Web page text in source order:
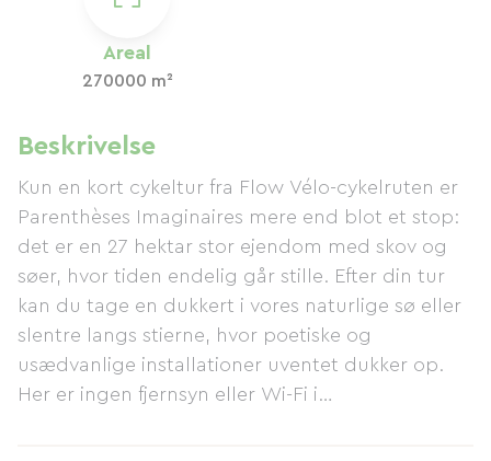
Areal
270000 m²
Beskrivelse
Kun en kort cykeltur fra Flow Vélo-cykelruten er
Parenthèses Imaginaires mere end blot et stop:
det er en 27 hektar stor ejendom med skov og
søer, hvor tiden endelig går stille. Efter din tur
kan du tage en dukkert i vores naturlige sø eller
slentre langs stierne, hvor poetiske og
usædvanlige installationer uventet dukker op.
Her er ingen fjernsyn eller Wi-Fi i